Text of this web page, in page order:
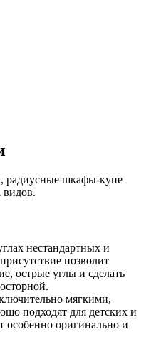
радиусные шкафы-купе
видов.
нестандартных и
позволит
острые углы и сделать
мягкими,
подходят для детских и
особенно оригинально и